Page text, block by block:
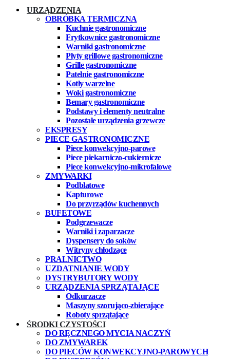
URZĄDZENIA
OBRÓBKA TERMICZNA
Kuchnie gastronomiczne
Frytkownice gastronomiczne
Warniki gastronomiczne
Płyty grillowe gastronomiczne
Grille gastronomiczne
Patelnie gastronomiczne
Kotły warzelne
Woki gastronomiczne
Bemary gastronomiczne
Podstawy i elementy neutralne
Pozostałe urządzenia grzewcze
EKSPRESY
PIECE GASTRONOMICZNE
Piece konwekcyjno-parowe
Piece piekarniczo-cukiernicze
Piece konwekcyjno-mikrofalowe
ZMYWARKI
Podblatowe
Kapturowe
Do przyrządów kuchennych
BUFETOWE
Podgrzewacze
Warniki i zaparzacze
Dyspensery do soków
Witryny chłodzące
PRALNICTWO
UZDATNIANIE WODY
DYSTRYBUTORY WODY
URZĄDZENIA SPRZĄTAJĄCE
Odkurzacze
Maszyny szorująco-zbierające
Roboty sprzątające
ŚRODKI CZYSTOŚCI
DO RĘCZNEGO MYCIA NACZYŃ
DO ZMYWAREK
DO PIECÓW KONWEKCYJNO-PAROWYCH